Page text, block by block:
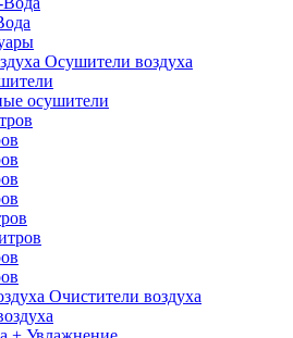
Осушители воздуха
осушители
Очистители воздуха